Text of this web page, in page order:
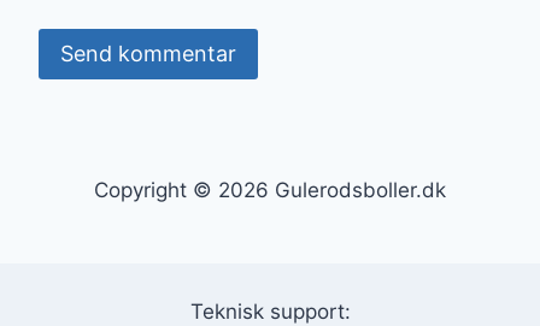
Copyright © 2026 Gulerodsboller.dk
Teknisk support: